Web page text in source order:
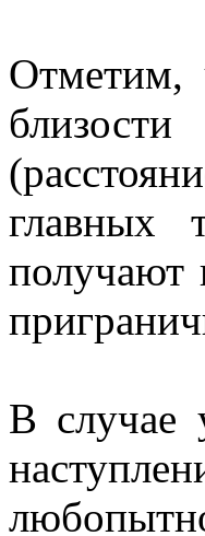
Отметим,
главных
получают
В случае